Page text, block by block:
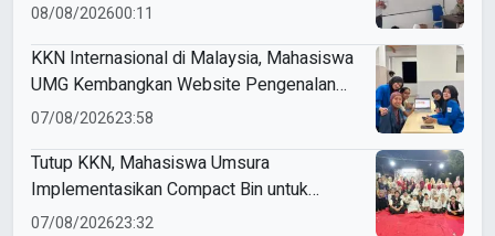
08/08/202600:11
KKN Internasional di Malaysia, Mahasiswa
UMG Kembangkan Website Pengenalan
Budaya Indonesia
07/08/202623:58
Tutup KKN, Mahasiswa Umsura
Implementasikan Compact Bin untuk
Sampah Anorganik di Ketabang
07/08/202623:32